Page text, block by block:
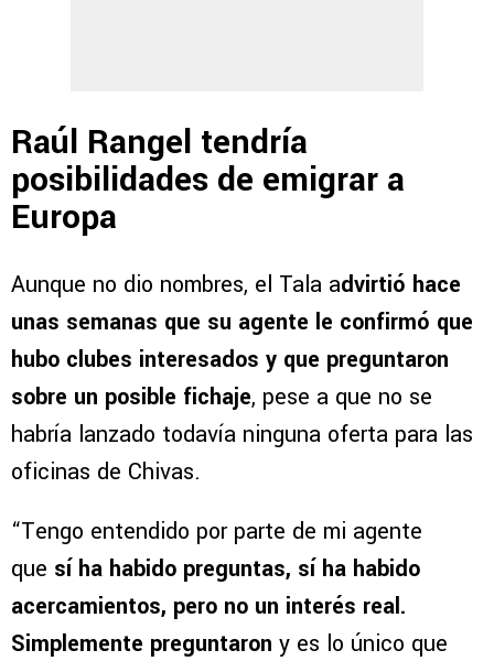
Raúl Rangel tendría
posibilidades de emigrar a
Europa
Aunque no dio nombres, el Tala advirtió hace
unas semanas que su agente le confirmó que
hubo clubes interesados y que preguntaron
sobre un posible fichaje, pese a que no se
habría lanzado todavía ninguna oferta para las
oficinas de Chivas.
“Tengo entendido por parte de mi agente
que sí ha habido preguntas, sí ha habido
acercamientos, pero no un interés real.
Simplemente preguntaron y es lo único que